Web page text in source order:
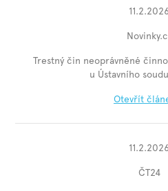
11.2.2026
Trestný čin neoprávněné
u Ústavního
Otevřít
11.2.2026
ČT24